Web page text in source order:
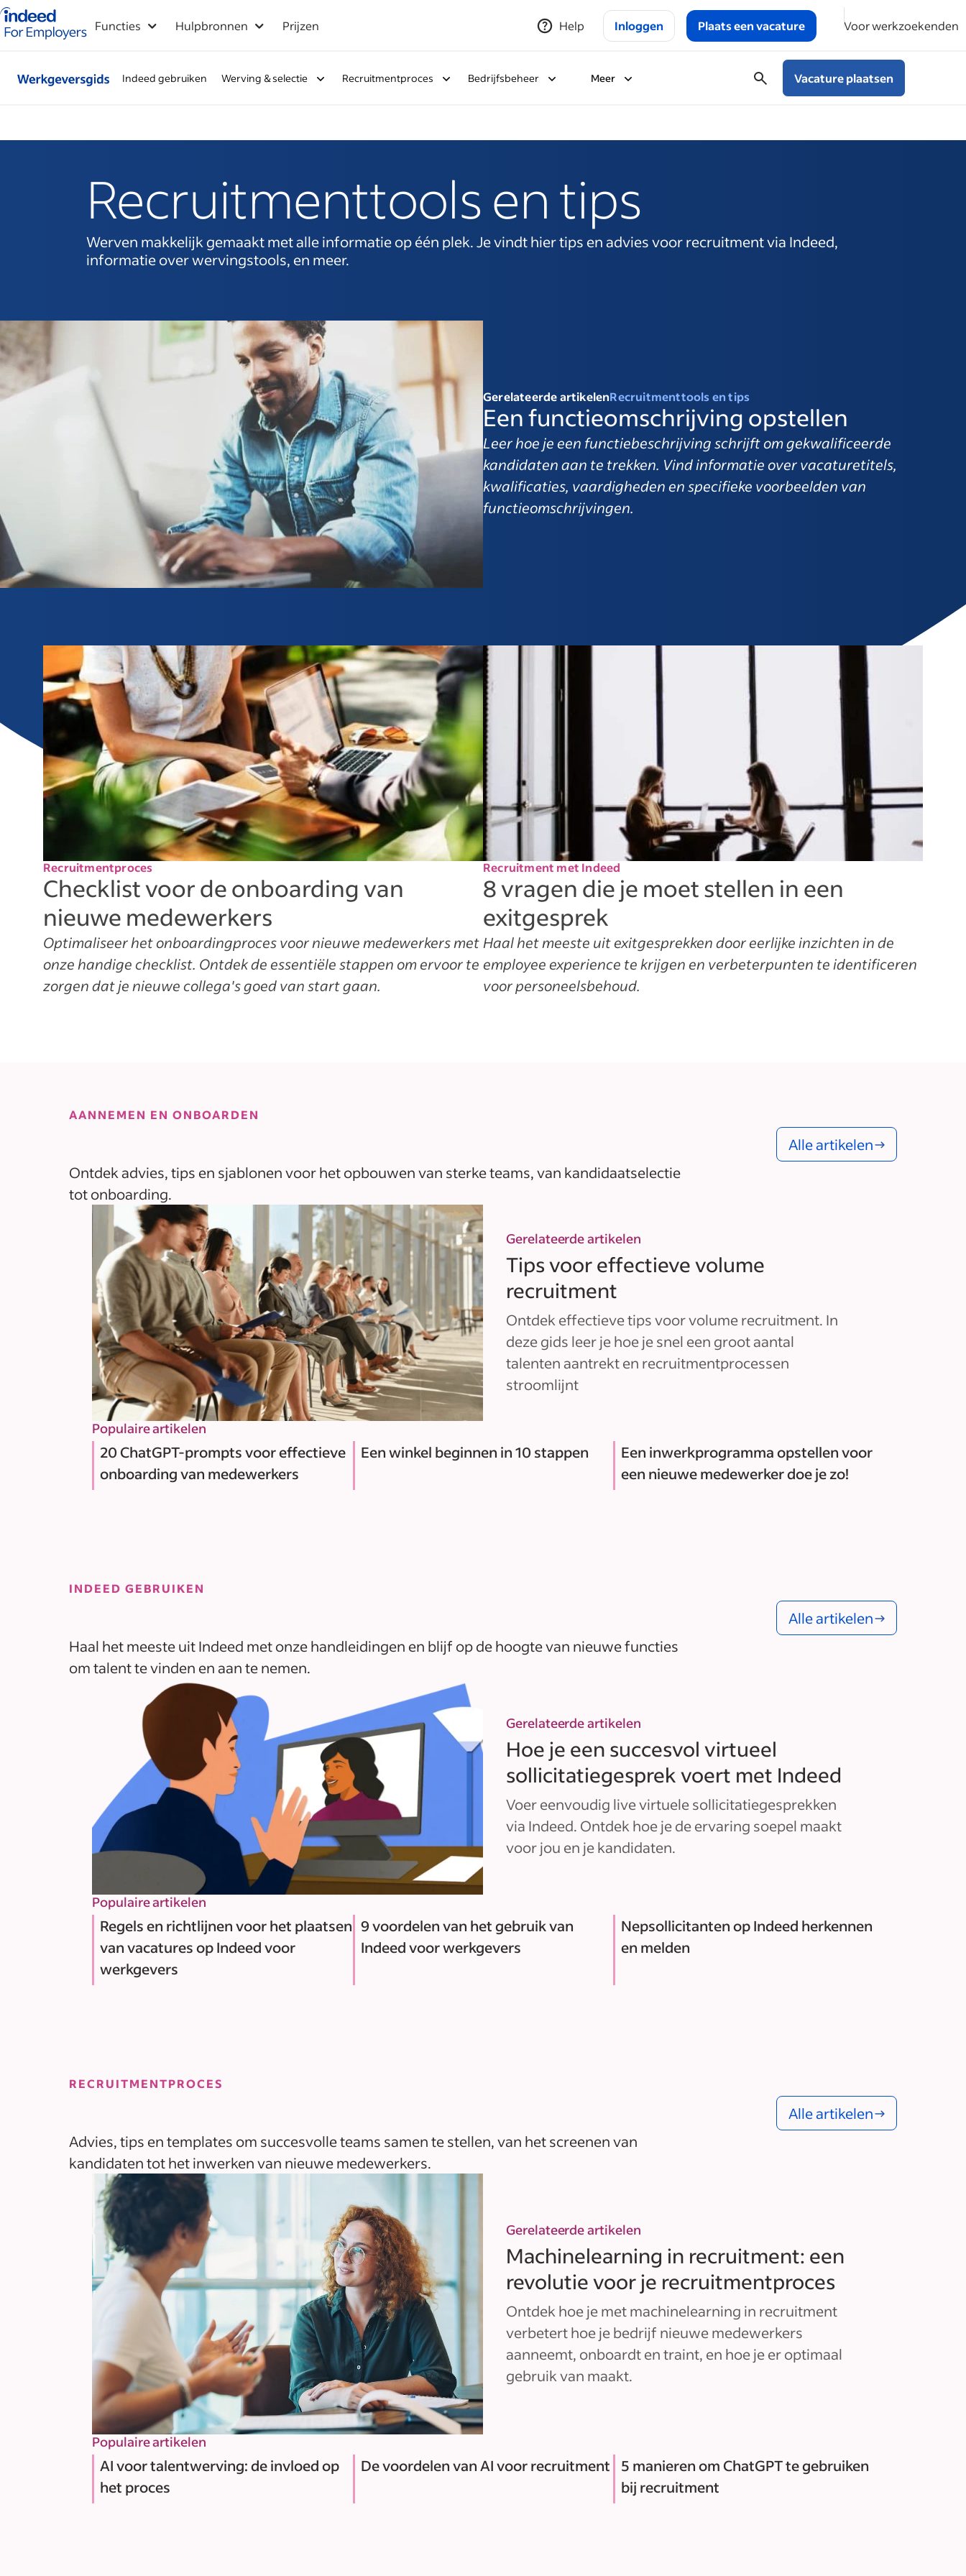
Startpagina van Indeed - Voor werkgevers
Functies Hulpbronnen Prijzen Help Inloggen Plaats een vacature Voor werkzoekenden
Indeed gebruiken Werving & selectie Recruitmentproces Bedrijfsbeheer Meer Vacature plaatsen
Recruitmenttools en tips
Werven makkelijk gemaakt met alle informatie op één plek. Je vindt hier tips en advies voor recruitment via Indeed,
informatie over wervingstools, en meer.
Gerelateerde artikelenRecruitmenttools en tips
Een functieomschrijving opstellen
Leer hoe je een functiebeschrijving schrijft om gekwalificeerde
kandidaten aan te trekken. Vind informatie over vacaturetitels,
kwalificaties, vaardigheden en specifieke voorbeelden van
functieomschrijvingen.
Recruitmentproces
Checklist voor de onboarding van
nieuwe medewerkers
Optimaliseer het onboardingproces voor nieuwe medewerkers met
onze handige checklist. Ontdek de essentiële stappen om ervoor te
zorgen dat je nieuwe collega's goed van start gaan.
Recruitment met Indeed
8 vragen die je moet stellen in een
exitgesprek
Haal het meeste uit exitgesprekken door eerlijke inzichten in de
employee experience te krijgen en verbeterpunten te identificeren
voor personeelsbehoud.
AANNEMEN EN ONBOARDEN
Alle artikelen
Ontdek advies, tips en sjablonen voor het opbouwen van sterke teams, van kandidaatselectie
tot onboarding.
Gerelateerde artikelen
Tips voor effectieve volume
recruitment
Ontdek effectieve tips voor volume recruitment. In
deze gids leer je hoe je snel een groot aantal
talenten aantrekt en recruitmentprocessen
stroomlijnt
Populaire artikelen
20 ChatGPT-prompts voor effectieve
onboarding van medewerkers
Een winkel beginnen in 10 stappen
Een inwerkprogramma opstellen voor
een nieuwe medewerker doe je zo!
INDEED GEBRUIKEN
Alle artikelen
Haal het meeste uit Indeed met onze handleidingen en blijf op de hoogte van nieuwe functies
om talent te vinden en aan te nemen.
Gerelateerde artikelen
Hoe je een succesvol virtueel
sollicitatiegesprek voert met Indeed
Voer eenvoudig live virtuele sollicitatiegesprekken
via Indeed. Ontdek hoe je de ervaring soepel maakt
voor jou en je kandidaten.
Populaire artikelen
Regels en richtlijnen voor het plaatsen
van vacatures op Indeed voor
werkgevers
9 voordelen van het gebruik van
Indeed voor werkgevers
Nep­sollicitanten op Indeed herkennen
en melden
RECRUITMENTPROCES
Alle artikelen
Advies, tips en templates om succesvolle teams samen te stellen, van het screenen van
kandidaten tot het inwerken van nieuwe medewerkers.
Gerelateerde artikelen
Machinelearning in recruitment: een
revolutie voor je recruitmentproces
Ontdek hoe je met machinelearning in recruitment
verbetert hoe je bedrijf nieuwe medewerkers
aanneemt, onboardt en traint, en hoe je er optimaal
gebruik van maakt.
Populaire artikelen
AI voor talentwerving: de invloed op
het proces
De voordelen van AI voor recruitment
5 manieren om ChatGPT te gebruiken
bij recruitment